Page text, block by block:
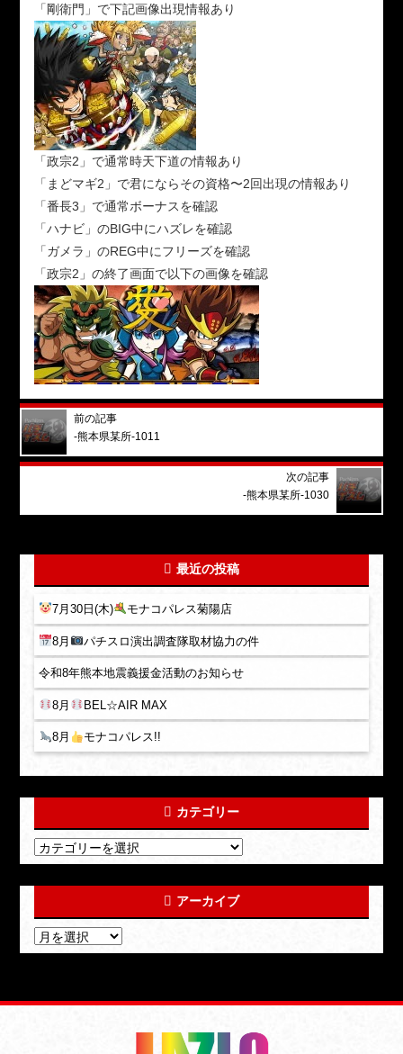
「剛衛門」で下記画像出現情報あり
「政宗2」で通常時天下道の情報あり
「まどマギ2」で君にならその資格〜2回出現の情報あり
「番長3」で通常ボーナスを確認
「ハナビ」のBIG中にハズレを確認
「ガメラ」のREG中にフリーズを確認
「政宗2」の終了画面で以下の画像を確認
前の記事
-熊本県某所-1011
次の記事
-熊本県某所-1030
最近の投稿
7月30日(木) モナコパレス菊陽店
8月 パチスロ演出調査隊取材協力の件
令和8年熊本地震義援金活動のお知らせ
8月 BEL☆AIR MAX
8月 モナコパレス!!
カテゴリー
アーカイブ